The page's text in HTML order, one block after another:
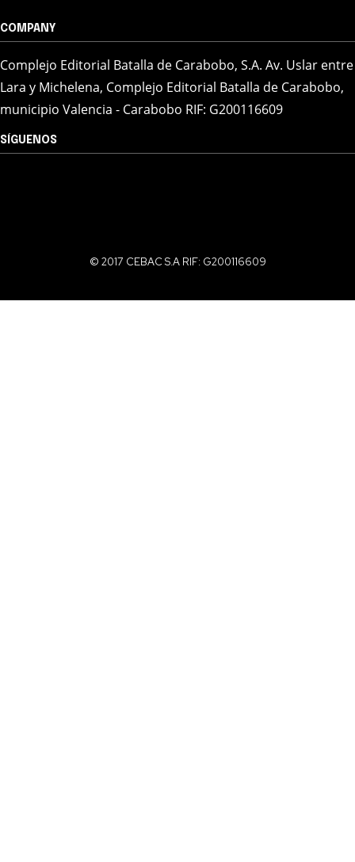
COMPANY
Complejo Editorial Batalla de Carabobo, S.A. Av. Uslar entre
Lara y Michelena, Complejo Editorial Batalla de Carabobo,
municipio Valencia - Carabobo RIF: G200116609
SÍGUENOS
© 2017 CEBAC S.A RIF: G200116609